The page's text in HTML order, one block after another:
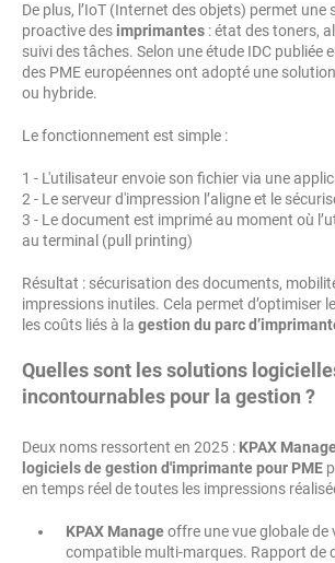
De plus, l’IoT (Internet des objets) permet une
proactive des imprimantes : état des toners,
suivi des tâches. Selon une étude IDC publiée
des PME européennes ont adopté une
ou hybride.
Le fonctionnement est simple :
1 - L'utilisateur envoie son fichier via une
2 - Le serveur d'impression l’aligne et le
3 - Le document est imprimé au moment où
au terminal (pull printing)
Résultat : sécurisation des documents,
impressions inutiles. Cela permet d’optimiser
les coûts liés à la gestion du parc
Quelles sont les solutions
incontournables pour la gestion ?
Deux noms ressortent en 2025 : KPAX
logiciels de gestion d'imprimante pour PME
en temps réel de toutes les impressions
KPAX Manageoffre une vue globale de
compatible multi-marques. Rapport de